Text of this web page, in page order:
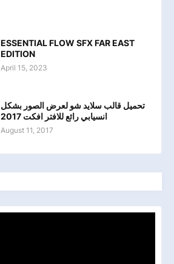
ESSENTIAL FLOW SFX FAR EAST
EDITION
April 15, 2023
تحميل قالب سلايد شو لعرض الصور بشكل
انسيابي رائع للافتر افكت 2017
August 11, 2017